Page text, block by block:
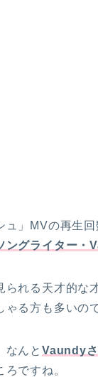
ュ」MVの再生
ングライター・
られる天才的な
ゃる方も多いの
なんと Vaundy
ですね。